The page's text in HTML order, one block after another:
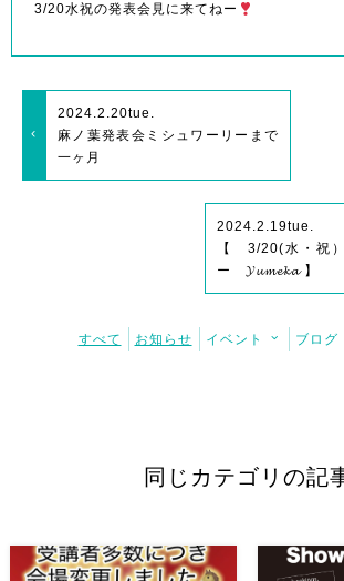
3/20水祝の発表会見に来てねー
2024.2.20tue.
麻ノ葉発表会ミシュワーリーまで
一ヶ月
2024.2.19tue.
【 3/20(水・祝
ー 𝓨𝓾𝓶𝓮𝓴𝓪 】
すべて お知らせ イベント ブログ
同じカテゴリの記